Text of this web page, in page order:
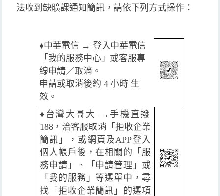
法收到缺曠課通知簡訊，請依下列方式操作：
♦️中華電信 → 登入中華電信
「我的服務中心」或客服專
線申請／取消。
申請或取消後約 4 小時 生
效。
♦️ 台灣大哥大 →手機直撥
188，洽客服取消「拒收企業
簡訊」，或網頁及APP登入
個人帳戶後，在相關的「服
務申請」、「申請管理」或
「我的服務」等選單中，尋
找「拒收企業簡訊」的選項